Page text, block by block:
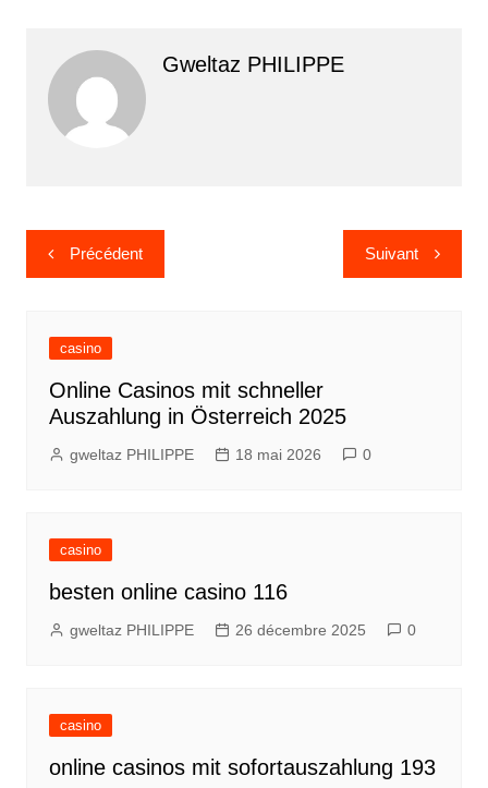
Gweltaz PHILIPPE
Navigation
de
Précédent Suivant
casino
Online Casinos mit schneller
Auszahlung in Österreich 2025
gweltaz PHILIPPE 18 mai 2026 0
casino
besten online casino 116
gweltaz PHILIPPE 26 décembre 2025 0
casino
online casinos mit sofortauszahlung 193